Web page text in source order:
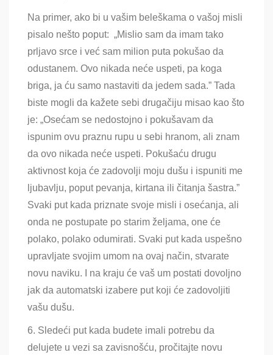
Na primer, ako bi u vašim beleškama o vašoj misli
pisalo nešto poput: „Mislio sam da imam tako
prljavo srce i već sam milion puta pokušao da
odustanem. Ovo nikada neće uspeti, pa koga
briga, ja ću samo nastaviti da jedem sada.” Tada
biste mogli da kažete sebi drugačiju misao kao što
je: „Osećam se nedostojno i pokušavam da
ispunim ovu praznu rupu u sebi hranom, ali znam
da ovo nikada neće uspeti. Pokušaću drugu
aktivnost koja će zadovolji moju dušu i ispuniti me
ljubavlju, poput pevanja, kirtana ili čitanja šastra.”
Svaki put kada priznate svoje misli i osećanja, ali
onda ne postupate po starim željama, one će
polako, polako odumirati. Svaki put kada uspešno
upravljate svojim umom na ovaj način, stvarate
novu naviku. I na kraju će vaš um postati dovoljno
jak da automatski izabere put koji će zadovoljiti
vašu dušu.
6. Sledeći put kada budete imali potrebu da
delujete u vezi sa zavisnošću, pročitajte novu